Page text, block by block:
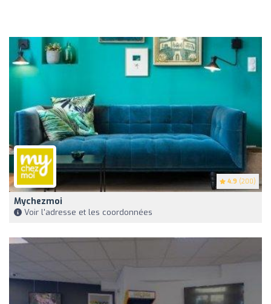
4.9 (200)
Mychezmoi
Voir l'adresse et les coordonnées